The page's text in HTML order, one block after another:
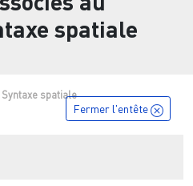
spatiale
Syntaxe spatiale
Fermer l'entête